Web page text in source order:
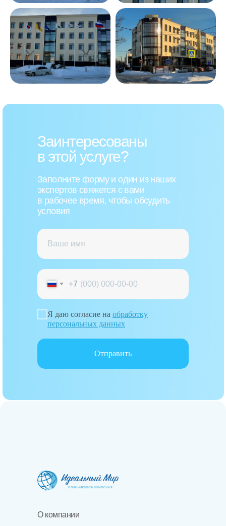
Заинтересованы
в этой услуге?
Заполните форму и один из наших
экспертов свяжется с вами
в рабочее время, чтобы обсудить
условия
+7
Я даю согласие на обработку
персональных данных
Отправить
О компании